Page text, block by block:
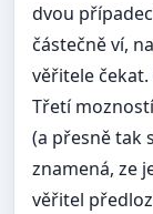
dvou
částečně ví,
věřitele
Třetí
(a přesně tak
znamená, ze
věřitel